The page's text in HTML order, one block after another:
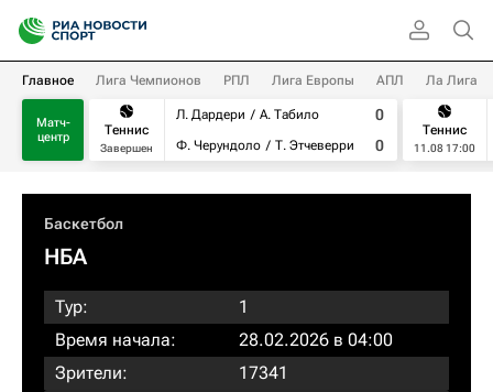
Главное Лига Чемпионов РПЛ Лига Европы АПЛ Ла Лига
Матч-
центр
Теннис
Завершен
Л. Дардери
А. Табило
Ф. Черундоло
Т. Этчеверри
0
0
Теннис
11.08 17:00
Баскетбол
НБА
Тур:
1
Время начала:
28.02.2026 в 04:00
Зрители:
17341